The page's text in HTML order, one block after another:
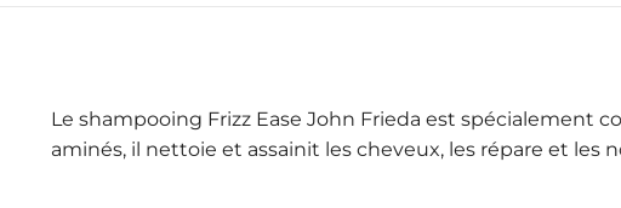
Le shampooing Frizz Ease John Frieda est spécialement
aminés, il nettoie et assainit les cheveux, les répare et